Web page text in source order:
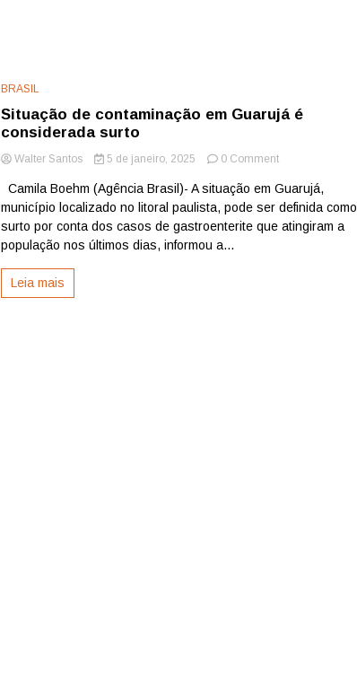
BRASIL
Situação de contaminação em Guarujá é
considerada surto
Walter Santos 5 de janeiro, 2025 0 Commenton
de
contaminação
em
Camila Boehm (Agência Brasil)- A situação em Guarujá,
município localizado no litoral paulista, pode ser definida como
surto por conta dos casos de gastroenterite que atingiram a
população nos últimos dias, informou a...
Leia mais